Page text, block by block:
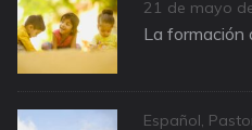
Posted
on
21 de mayo
La formación
Categories
Español